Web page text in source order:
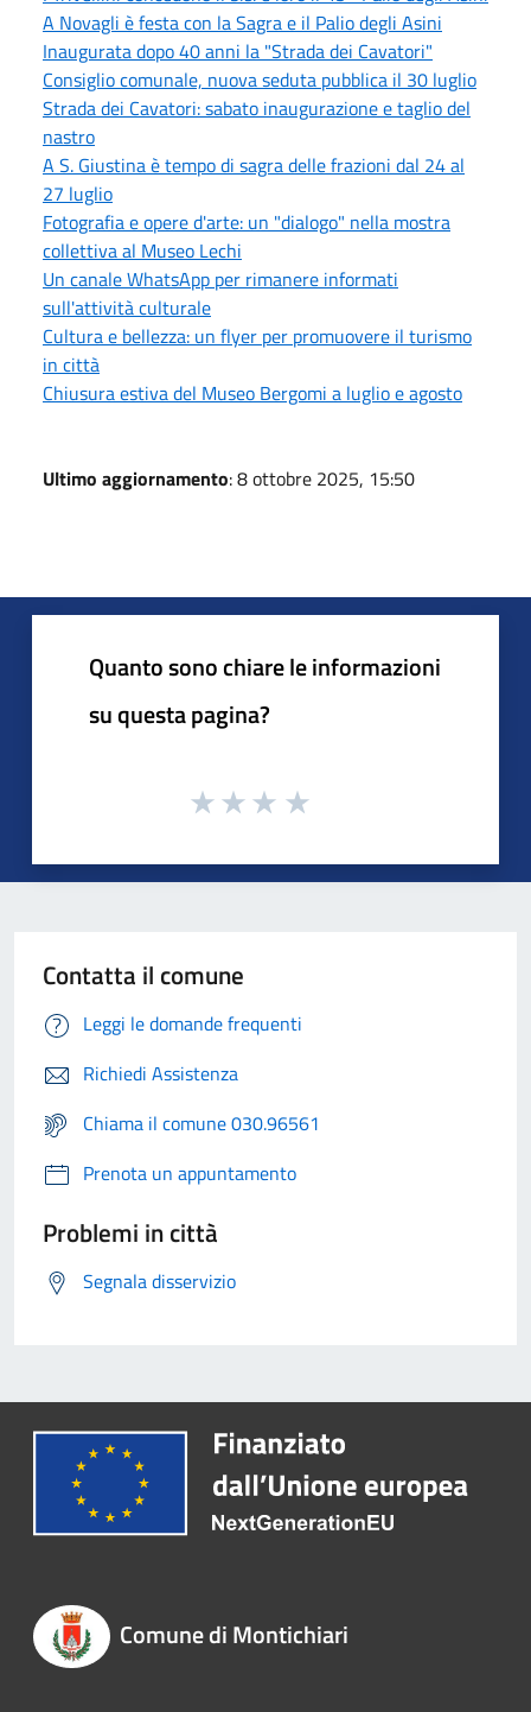
A Novagli è festa con la Sagra e il Palio degli Asini
Inaugurata dopo 40 anni la "Strada dei Cavatori"
Consiglio comunale, nuova seduta pubblica il 30 luglio
Strada dei Cavatori: sabato inaugurazione e taglio del
nastro
A S. Giustina è tempo di sagra delle frazioni dal 24 al
27 luglio
Fotografia e opere d'arte: un "dialogo" nella mostra
collettiva al Museo Lechi
Un canale WhatsApp per rimanere informati
sull'attività culturale
Cultura e bellezza: un flyer per promuovere il turismo
in città
Chiusura estiva del Museo Bergomi a luglio e agosto
Ultimo aggiornamento: 8 ottobre 2025, 15:50
Quanto sono chiare le informazioni
su questa pagina?
Contatta il comune
Leggi le domande frequenti
Richiedi Assistenza
Chiama il comune 030.96561
Prenota un appuntamento
Problemi in città
Segnala disservizio
Comune di Montichiari